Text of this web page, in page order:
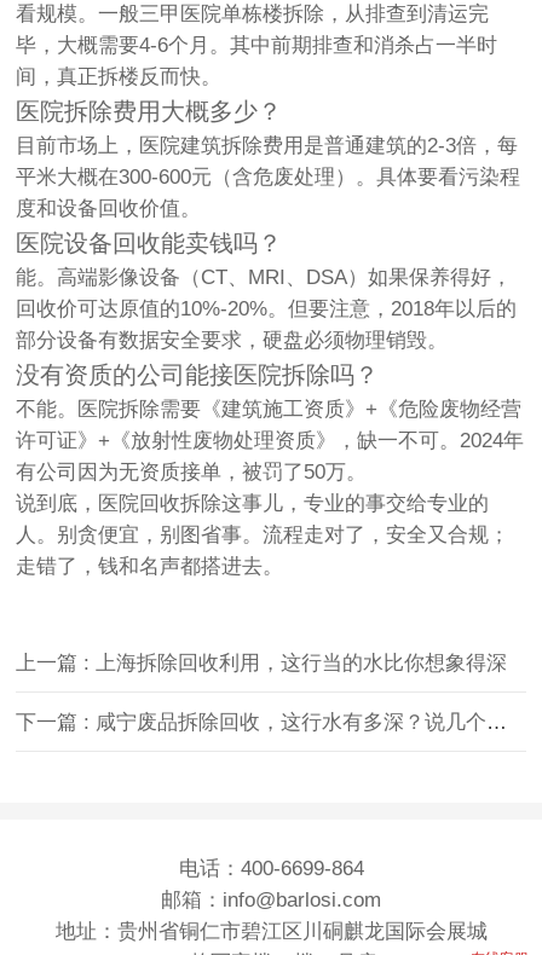
看规模。一般三甲医院单栋楼拆除，从排查到清运完
毕，大概需要4-6个月。其中前期排查和消杀占一半时
间，真正拆楼反而快。
医院拆除费用大概多少？
目前市场上，医院建筑拆除费用是普通建筑的2-3倍，每
平米大概在300-600元（含危废处理）。具体要看污染程
度和设备回收价值。
医院设备回收能卖钱吗？
能。高端影像设备（CT、MRI、DSA）如果保养得好，
回收价可达原值的10%-20%。但要注意，2018年以后的
部分设备有数据安全要求，硬盘必须物理销毁。
没有资质的公司能接医院拆除吗？
不能。医院拆除需要《建筑施工资质》+《危险废物经营
许可证》+《放射性废物处理资质》，缺一不可。2024年
有公司因为无资质接单，被罚了50万。
说到底，医院回收拆除这事儿，专业的事交给专业的
人。别贪便宜，别图省事。流程走对了，安全又合规；
走错了，钱和名声都搭进去。
上一篇 : 上海拆除回收利用，这行当的水比你想象得深
下一篇 : 咸宁废品拆除回收，这行水有多深？说几个实在的
电话：400-6699-864
邮箱：info@barlosi.com
地址：贵州省铜仁市碧江区川硐麒龙国际会展城